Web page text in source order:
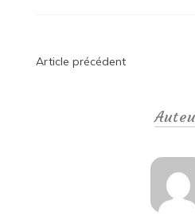
Navigation
Article précédent